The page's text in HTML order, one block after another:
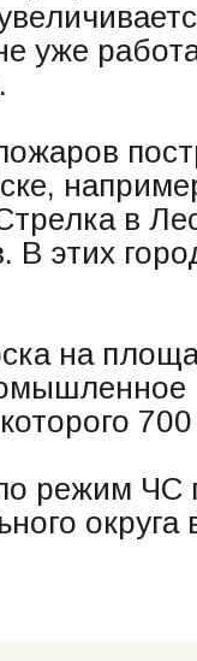
уже
в
В этих
на
режим ЧС
округа